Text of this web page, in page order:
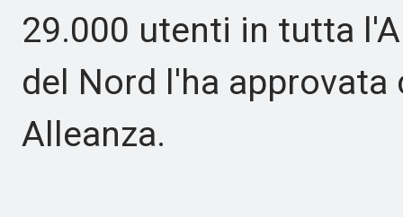
29.000 utenti in tutta
del Nord l'ha
Alleanza.